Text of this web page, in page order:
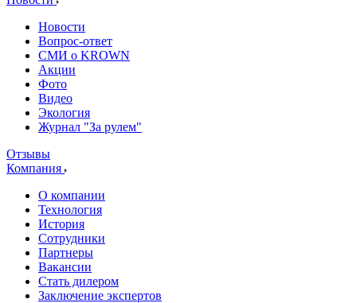
Новости
Вопрос-ответ
СМИ о KROWN
Акции
Фото
Видео
Экология
Журнал "За рулем"
Отзывы
Компания
О компании
Технология
История
Сотрудники
Партнеры
Вакансии
Стать дилером
Заключение экспертов